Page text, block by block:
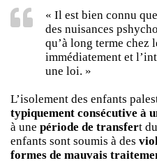
« Il est bien connu
des nuisances
qu’à long terme chez
immédiatement et
une loi. »
L’isolement des enfants
typiquement consécutive à
à une période de transfert
enfants sont soumis à des
formes de mauvais